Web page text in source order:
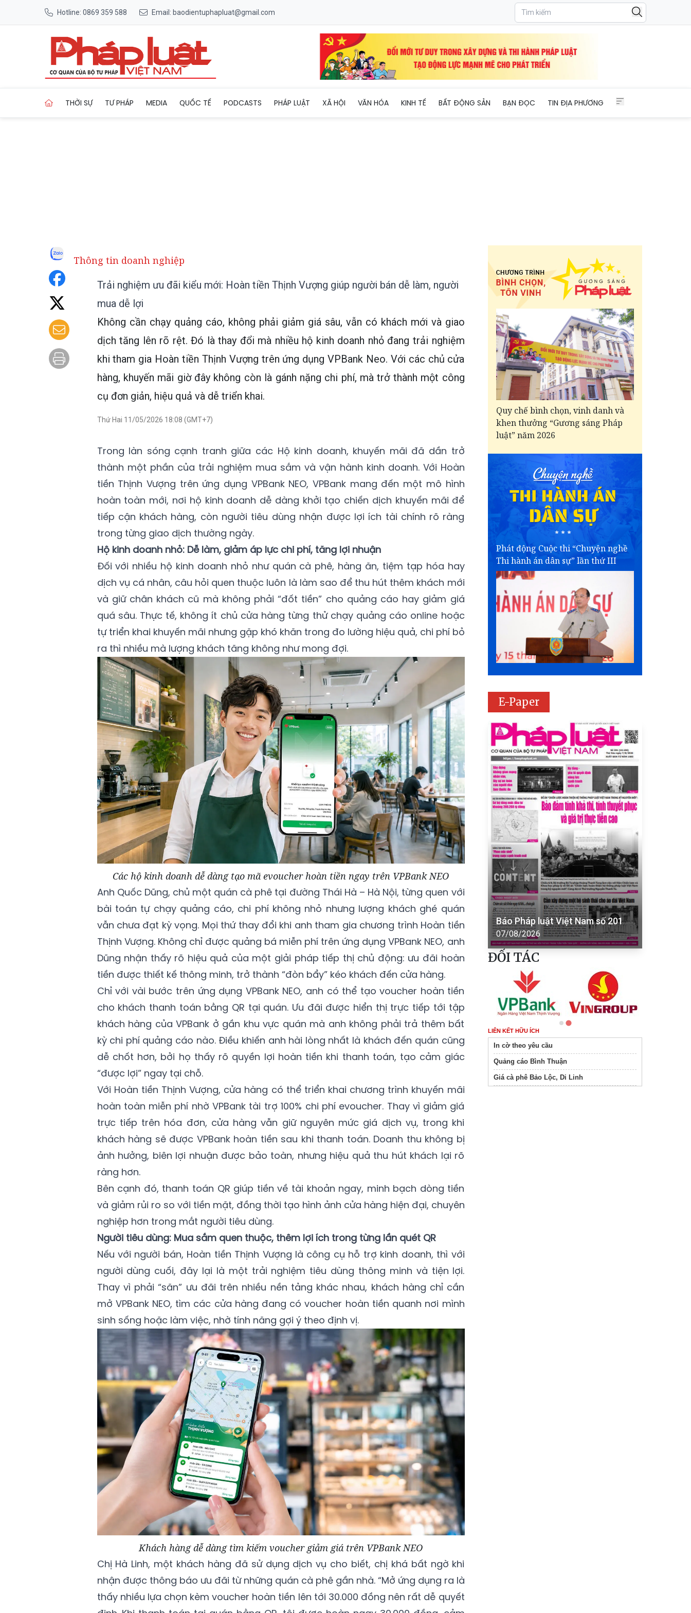
Hotline: 0869 359 588 Email: baodientuphapluat@gmail.com
THỜI SỰ TƯ PHÁP MEDIA QUỐC TẾ PODCASTS PHÁP LUẬT XÃ HỘI VĂN HÓA KINH TẾ BẤT ĐỘNG SẢN BẠN ĐỌC TIN ĐỊA PHƯƠNG
Thông tin doanh nghiệp
Trải nghiệm ưu đãi kiểu mới: Hoàn tiền Thịnh Vượng giúp người bán dễ làm, người
mua dễ lợi
Không cần chạy quảng cáo, không phải giảm giá sâu, vẫn có khách mới và giao
dịch tăng lên rõ rệt. Đó là thay đổi mà nhiều hộ kinh doanh nhỏ đang trải nghiệm
khi tham gia Hoàn tiền Thịnh Vượng trên ứng dụng VPBank Neo. Với các chủ cửa
hàng, khuyến mãi giờ đây không còn là gánh nặng chi phí, mà trở thành một công
cụ đơn giản, hiệu quả và dễ triển khai.
Thứ Hai 11/05/2026 18:08 (GMT+7)
Trong làn sóng cạnh tranh giữa các Hộ kinh doanh, khuyến mãi đã dần trở
thành một phần của trải nghiệm mua sắm và vận hành kinh doanh. Với Hoàn
tiền Thịnh Vượng trên ứng dụng VPBank NEO, VPBank mang đến một mô hình
hoàn toàn mới, nơi hộ kinh doanh dễ dàng khởi tạo chiến dịch khuyến mãi để
tiếp cận khách hàng, còn người tiêu dùng nhận được lợi ích tài chính rõ ràng
trong từng giao dịch thường ngày.
Hộ kinh doanh nhỏ: Dễ làm, giảm áp lực chi phí, tăng lợi nhuận
Đối với nhiều hộ kinh doanh nhỏ như quán cà phê, hàng ăn, tiệm tạp hóa hay
dịch vụ cá nhân, câu hỏi quen thuộc luôn là làm sao để thu hút thêm khách mới
và giữ chân khách cũ mà không phải “đốt tiền” cho quảng cáo hay giảm giá
quá sâu. Thực tế, không ít chủ cửa hàng từng thử chạy quảng cáo online hoặc
tự triển khai khuyến mãi nhưng gặp khó khăn trong đo lường hiệu quả, chi phí bỏ
ra thì nhiều mà lượng khách tăng không như mong đợi.
Các hộ kinh doanh dễ dàng tạo mã evoucher hoàn tiền ngay trên VPBank NEO
Anh Quốc Dũng, chủ một quán cà phê tại đường Thái Hà – Hà Nội, từng quen với
bài toán tự chạy quảng cáo, chi phí không nhỏ nhưng lượng khách ghé quán
vẫn chưa đạt kỳ vọng. Mọi thứ thay đổi khi anh tham gia chương trình Hoàn tiền
Thịnh Vượng. Không chỉ được quảng bá miễn phí trên ứng dụng VPBank NEO, anh
Dũng nhận thấy rõ hiệu quả của một giải pháp tiếp thị chủ động: ưu đãi hoàn
tiền được thiết kế thông minh, trở thành “đòn bẩy” kéo khách đến cửa hàng.
Chỉ với vài bước trên ứng dụng VPBank NEO, anh có thể tạo voucher hoàn tiền
cho khách thanh toán bằng QR tại quán. Ưu đãi được hiển thị trực tiếp tới tập
khách hàng của VPBank ở gần khu vực quán mà anh không phải trả thêm bất
kỳ chi phí quảng cáo nào. Điều khiến anh hài lòng nhất là khách đến quán cũng
dễ chốt hơn, bởi họ thấy rõ quyền lợi hoàn tiền khi thanh toán, tạo cảm giác
“được lợi” ngay tại chỗ.
Với Hoàn tiền Thịnh Vượng, cửa hàng có thể triển khai chương trình khuyến mãi
hoàn toàn miễn phí nhờ VPBank tài trợ 100% chi phí evoucher. Thay vì giảm giá
trực tiếp trên hóa đơn, cửa hàng vẫn giữ nguyên mức giá dịch vụ, trong khi
khách hàng sẽ được VPBank hoàn tiền sau khi thanh toán. Doanh thu không bị
ảnh hưởng, biên lợi nhuận được bảo toàn, nhưng hiệu quả thu hút khách lại rõ
ràng hơn.
Bên cạnh đó, thanh toán QR giúp tiền về tài khoản ngay, minh bạch dòng tiền
và giảm rủi ro so với tiền mặt, đồng thời tạo hình ảnh cửa hàng hiện đại, chuyên
nghiệp hơn trong mắt người tiêu dùng.
Người tiêu dùng: Mua sắm quen thuộc, thêm lợi ích trong từng lần quét QR
Nếu với người bán, Hoàn tiền Thịnh Vượng là công cụ hỗ trợ kinh doanh, thì với
người dùng cuối, đây lại là một trải nghiệm tiêu dùng thông minh và tiện lợi.
Thay vì phải “săn” ưu đãi trên nhiều nền tảng khác nhau, khách hàng chỉ cần
mở VPBank NEO, tìm các cửa hàng đang có voucher hoàn tiền quanh nơi mình
sinh sống hoặc làm việc, nhờ tính năng gợi ý theo định vị.
Khách hàng dễ dàng tìm kiếm voucher giảm giá trên VPBank NEO
Chị Hà Linh, một khách hàng đã sử dụng dịch vụ cho biết, chị khá bất ngờ khi
nhận được thông báo ưu đãi từ những quán cà phê gần nhà. “Mở ứng dụng ra là
thấy nhiều lựa chọn kèm voucher hoàn tiền lên tới 30.000 đồng nên rất dễ quyết
Quy chế bình chọn, vinh danh và
khen thưởng “Gương sáng Pháp
luật” năm 2026
Phát động Cuộc thi “Chuyện nghề
Thi hành án dân sự” lần thứ III
E-Paper
Báo Pháp luật Việt Nam số 201
07/08/2026
ĐỐI TÁC
LIÊN KẾT HỮU ÍCH
In cờ theo yêu cầu
Quảng cáo Bình Thuận
Giá cà phê Bảo Lộc, Di Linh